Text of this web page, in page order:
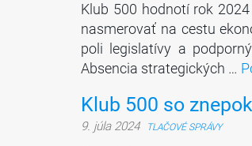
Klub 500 hodnotí rok
nasmerovať na cestu
poli legislatívy a
Absencia strategických …
Klub 500 so
9. júla 2024 TLAČOVÉ SPRÁVY